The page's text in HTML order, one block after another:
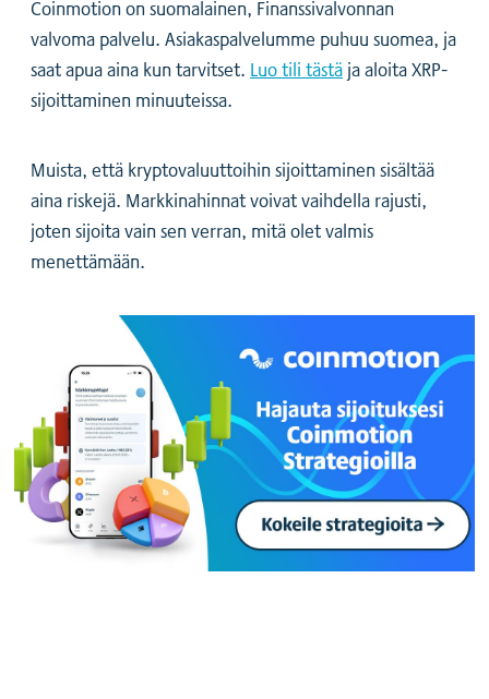
Coinmotion on suomalainen, Finanssivalvonnan
valvoma palvelu. Asiakaspalvelumme puhuu suomea, ja
saat apua aina kun tarvitset. Luo tili tästäja aloita XRP-
sijoittaminen minuuteissa.
Muista, että kryptovaluuttoihin sijoittaminen sisältää
aina riskejä. Markkinahinnat voivat vaihdella rajusti,
joten sijoita vain sen verran, mitä olet valmis
menettämään.